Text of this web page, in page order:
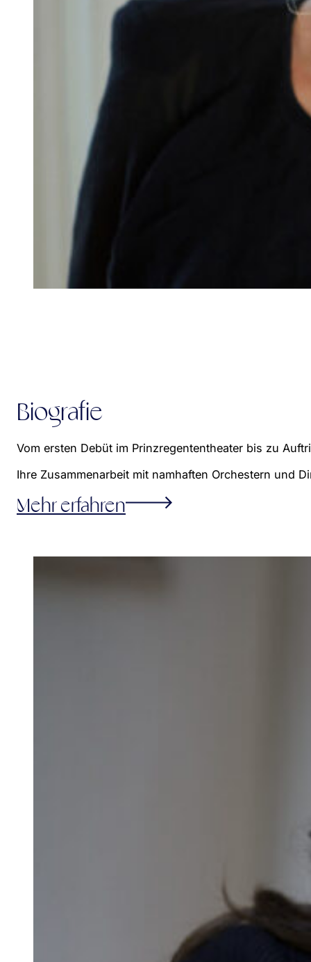
Biografie
Vom ersten Debüt im Prinzregententheater bis zu
Ihre Zusammenarbeit mit namhaften Orchestern und
Mehr erfahren